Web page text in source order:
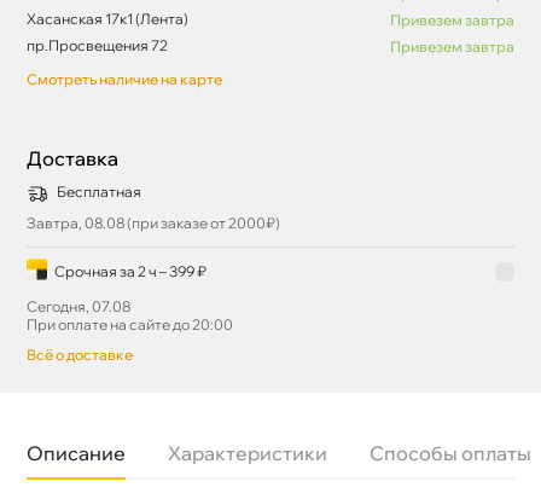
Хасанская 17к1 (Лента)
Привезем завтра
пр.Просвещения 72
Привезем завтра
Смотреть наличие на карте
Доставка
Бесплатная
Завтра, 08.08 (при заказе от 2000₽)
Срочная за 2 ч – 399 ₽
Сегодня, 07.08
При оплате на сайте до 20:00
сё о доставке
Описание Характеристики Способы оплаты